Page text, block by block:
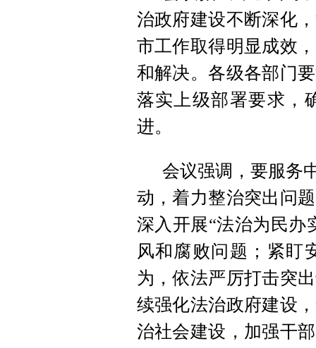
治政府建设不断深化
市工作取得明显成效
和解决。各级各部门
落实上级部署要求，
进。
会议强调，要服务
动，着力整治突出问
深入开展“法治为民办
风和腐败问题；紧盯
为，依法严厉打击突
续强化法治政府建设
治社会建设，加强干